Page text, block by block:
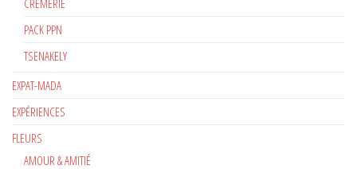
PACK PPN
TSENAKELY
EXPAT-MADA
EXPÉRIENCES
FLEURS
AMOUR & AMITIÉ